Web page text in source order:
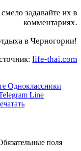
задавайте их в
комментариях.
в Черногории!
life-thai.com
Одноклассники
Line
поля